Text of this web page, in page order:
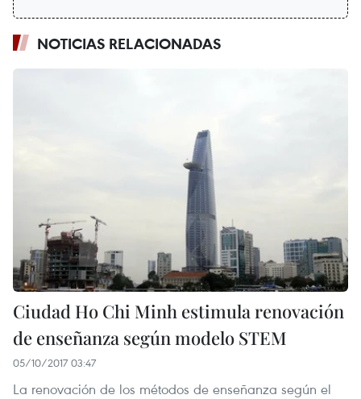
NOTICIAS RELACIONADAS
Ciudad Ho Chi Minh estimula renovación
de enseñanza según modelo STEM
05/10/2017 03:47
La renovación de los métodos de enseñanza según el